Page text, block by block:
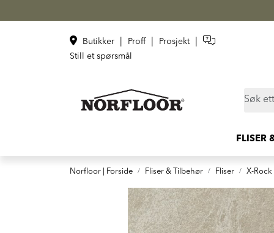
Butikker Proff Prosjekt
Still et spørsmål
FLISER
Norfloor | Forside Fliser & Tilbehør Fliser X-